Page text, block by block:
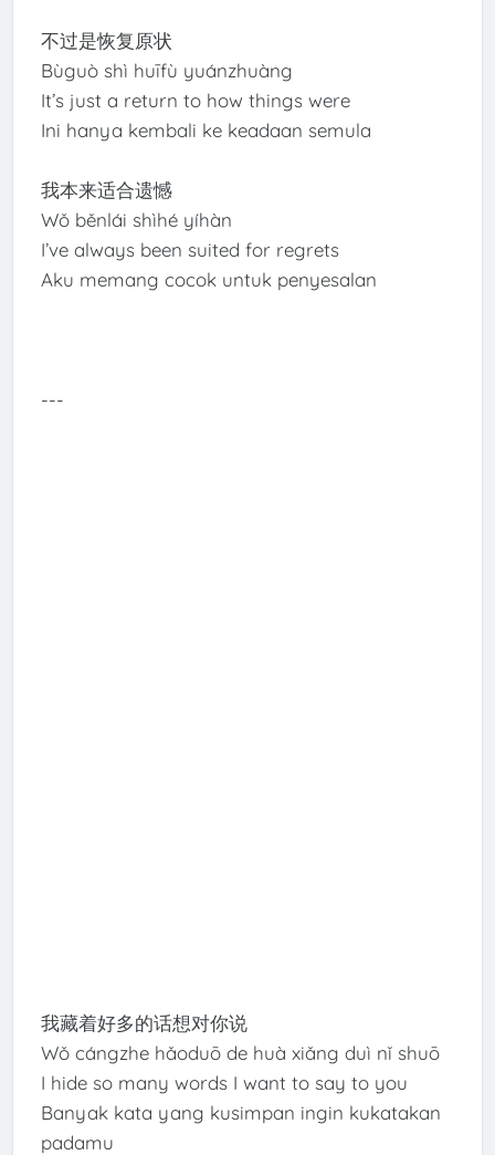
不过是恢复原状
Bùguò shì huīfù yuánzhuàng
It’s just a return to how things were
Ini hanya kembali ke keadaan semula
我本来适合遗憾
Wǒ běnlái shìhé yíhàn
I’ve always been suited for regrets
Aku memang cocok untuk penyesalan
---
我藏着好多的话想对你说
Wǒ cángzhe hǎoduō de huà xiǎng duì nǐ shuō
I hide so many words I want to say to you
Banyak kata yang kusimpan ingin kukatakan
padamu